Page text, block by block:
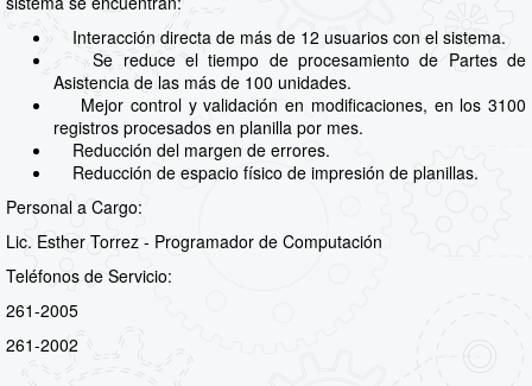
Interacción directa de más de 12 usuarios con el sistema.
Se reduce el tiempo de procesamiento de Partes de
Asistencia de las más de 100 unidades.
Mejor control y validación en modificaciones, en los 3100
registros procesados en planilla por mes.
Reducción del margen de errores.
Reducción de espacio físico de impresión de planillas.
Personal a Cargo:
Lic. Esther Torrez - Programador de Computación
Teléfonos de Servicio:
261-2005
261-2002